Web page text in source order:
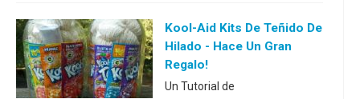
Kool-Aid Kits De Teñido De
Hilado - Hace Un Gran
Regalo!
Un Tutorial de